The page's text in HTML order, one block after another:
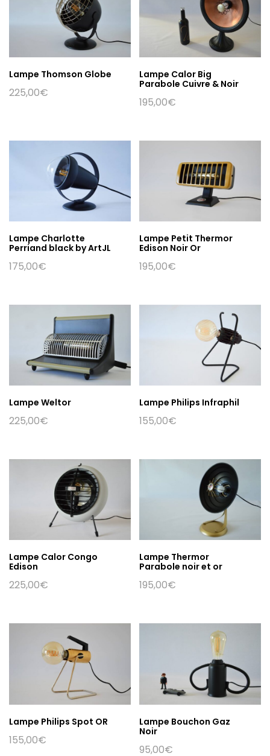
Lampe Thomson Globe
225,00€
Lampe Calor Big
Parabole Cuivre & Noir
195,00€
Lampe Charlotte
Perriand black by ArtJL
175,00€
Lampe Petit Thermor
Edison Noir Or
195,00€
Lampe Weltor
225,00€
Lampe Philips Infraphil
155,00€
Lampe Calor Congo
Edison
225,00€
Lampe Thermor
Parabole noir et or
195,00€
Lampe Philips Spot OR
155,00€
Lampe Bouchon Gaz
Noir
95,00€